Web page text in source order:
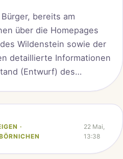
bereits am
über die Homepages
Wildenstein sowie der
detaillierte Informationen
(Entwurf) des
zu den
sowie zu den
·
22 Mai,
13:38